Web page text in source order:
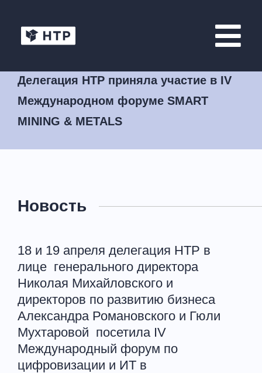
Делегация НТР приняла участие в IV
Международном форуме SMART
MINING & METALS
Новость
18 и 19 апреля делегация НТР в
лице генерального директора
Николая Михайловского и
директоров по развитию бизнеса
Александра Романовского и Гюли
Мухтаровой посетила IV
Международный форум по
цифровизации и ИТ в